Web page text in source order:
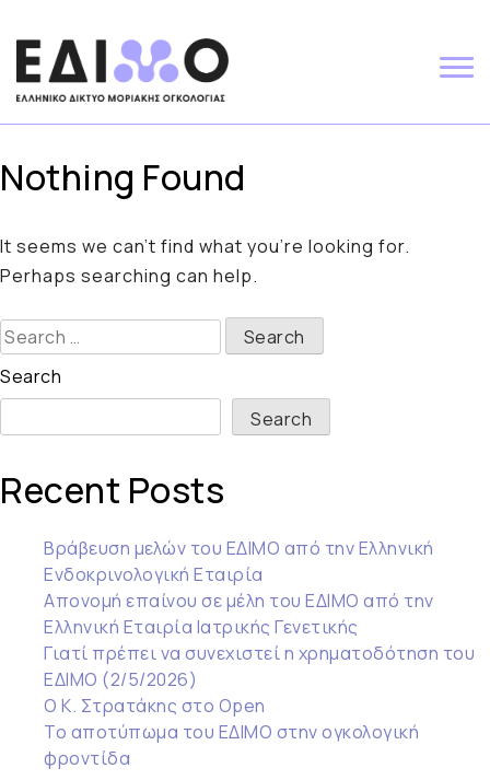
to
content
Nothing Found
It seems we can’t find what you’re looking for.
Perhaps searching can help.
Search
for:
Search
Search
Recent Posts
Βράβευση μελών του ΕΔΙΜΟ από την Ελληνική
Ενδοκρινολογική Εταιρία
Απονομή επαίνου σε μέλη του ΕΔΙΜΟ από την
Ελληνική Εταιρία Ιατρικής Γενετικής
Γιατί πρέπει να συνεχιστεί η χρηματοδότηση του
ΕΔΙΜΟ (2/5/2026)
Ο Κ. Στρατάκης στο Open
Το αποτύπωμα του ΕΔΙΜΟ στην ογκολογική
φροντίδα